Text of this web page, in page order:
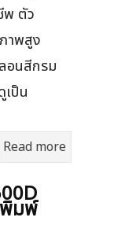
พ ตัว
าพสูง
อนสีกรม
ป็น
Read more
พิมพ์